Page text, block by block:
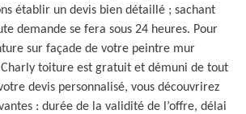
établir un devis bien détaillé ; sachant
demande se fera sous 24 heures. Pour
sur façade de votre peintre mur
toiture est gratuit et démuni de tout
devis personnalisé, vous découvrirez
: durée de la validité de l’offre, délai